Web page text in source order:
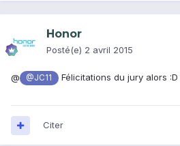
Honor
Posté(e) 2 avril 2015
@ @JC11 Félicitations du jury alors :D
Citer